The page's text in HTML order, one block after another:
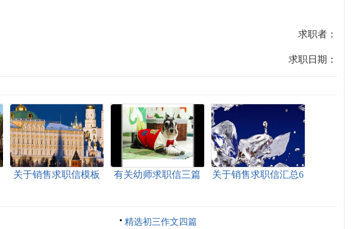
求职者：
求职日期：
关于销售求职信模板
有关幼师求职信三篇
关于销售求职信汇总6
精选初三作文四篇